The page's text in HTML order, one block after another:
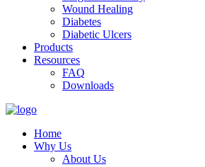
Wound Healing
Diabetes
Diabetic Ulcers
Products
Resources
FAQ
Downloads
Home
Why Us
About Us